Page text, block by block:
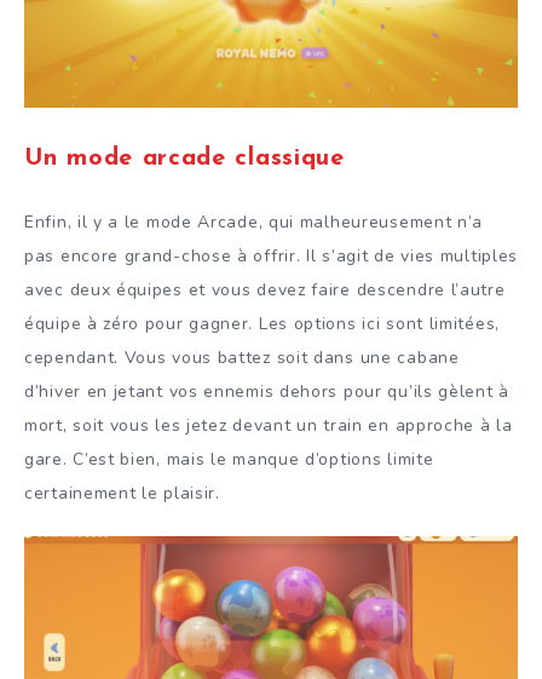
Un mode arcade classique
Enfin, il y a le mode Arcade, qui malheureusement n’a
pas encore grand-chose à offrir. Il s’agit de vies multiples
avec deux équipes et vous devez faire descendre l’autre
équipe à zéro pour gagner. Les options ici sont limitées,
cependant. Vous vous battez soit dans une cabane
d’hiver en jetant vos ennemis dehors pour qu’ils gèlent à
mort, soit vous les jetez devant un train en approche à la
gare. C’est bien, mais le manque d’options limite
certainement le plaisir.